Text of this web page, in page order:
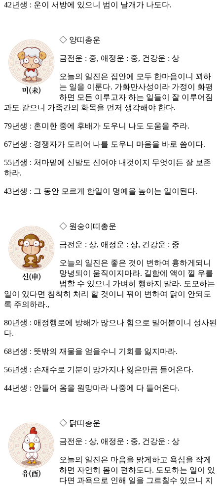
42년생 : 운이 서방에 있으니 범이 날개가 나도다.
◇ 양띠총운
금전운 : 중, 애정운 : 중, 건강운 : 상
오늘의 일진은 집안에 모두 한마음이니 꾀하
는 일을 이룬다. 가화만사성이라 가정이 화평
하면 모든 이루고자 하는 일들이 잘 이루어짐
과도 같으니 가족간의 화목을 먼저 생각해야 한다.
79년생 : 혼미한 중에 후배가 도우니 나도 도움을 주라.
67년생 : 경쟁자가 도리어 나를 도우니 마음을 바로 씀이다.
55년생 : 처마밑에 신발도 신어야 내것이지 무엇이든 잘 보존
하라.
43년생 : 그 동안 모르게 한일이 명예을 높이는 일이된다.
◇ 원숭이띠총운
금전운 : 상, 애정운 : 상, 건강운 : 중
오늘의 일진은 좋은 것이 변하여 흉하게되니
망녕되이 움직이지마라. 길함에 액이 낄 우를
범할 수 있으니 가벼히 행하지 말라. 도모하는
일이 있다면 침착히 처리 할 것이니 꿔이 변하여 닭이 안되도
록 주의하라.,
80년생 : 애정행로에 방해가 많으나 힘으로 밀어붙이니 성사된
다.
68년생 : 뜻밖의 재물을 얻을수니 기회를 잃지마라.
56년생 : 손재수로 기분이 망가지나 잃은만큼 들어온다.
44년생 : 안들어 옴을 원망마라 나중에 다 들어온다.
◇ 닭띠총운
금전운 : 상, 애정운 : 중, 건강운 : 상
오늘의 일진은 마음을 맑게하고 욕심을 작게
하면 자연히 몸이 편하도다. 도모하는 일이 있
다면 과욕으로 인해 일을 그르칠수 있으니 지